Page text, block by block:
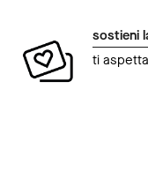
sostieni
ti